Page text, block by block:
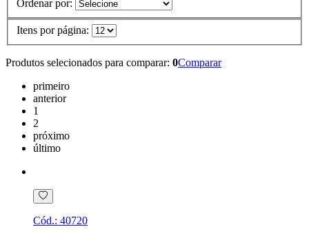
Ordenar por:
Itens por página:
Produtos selecionados para comparar: 0Comparar
primeiro
anterior
1
2
próximo
último
Cód.: 40720